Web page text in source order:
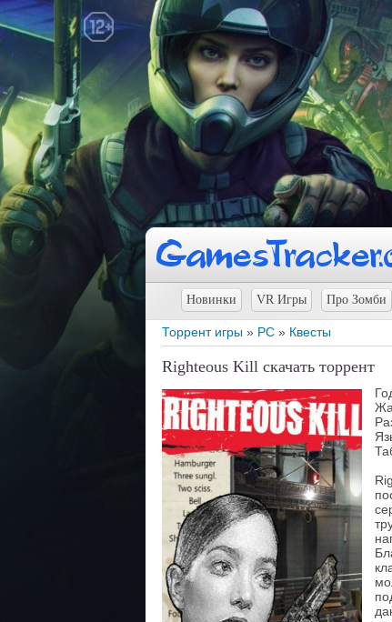
Новинки VR Игры Про Зомби
Торрент игры » PC » Квесты
Righteous Kill скачать торрент